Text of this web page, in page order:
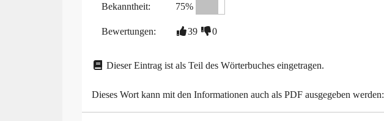
Bekanntheit: 75%
Bewertungen: 39 0
Dieser Eintrag ist als Teil des Wörterbuches eingetragen.
Dieses Wort kann mit den Informationen auch als PDF ausgegeben werden: